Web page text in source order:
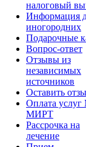
налоговый
Информация
иногородних
Подарочные
Вопрос-ответ
Отзывы из
независимых
источников
Оставить
Оплата
МИРТ
Рассрочка на
лечение